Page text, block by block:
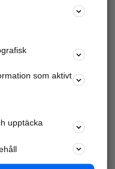
4 miljoner
andra
hitta rätt lokal
och
som aktivt
upptäcka